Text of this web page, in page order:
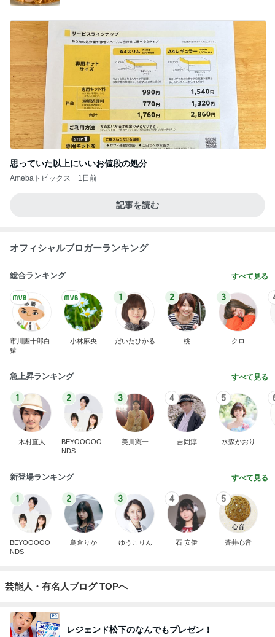
思っていた以上にいいお値段の処分
Amebaトピックス 1日前
記事を読む
オフィシャルブロガーランキング
総合ランキング すべて見る
市川團十郎白
猿
小林麻央
1
だいたひかる
2
桃
3
クロ
急上昇ランキング すべて見る
1
木村直人
2
BEYOOOOO
NDS
3
美川憲一
4
吉岡淳
5
水森かおり
新登場ランキング すべて見る
1
BEYOOOOO
NDS
2
島倉りか
3
ゆうこりん
4
石 安伊
5
蒼井心音
芸能人・有名人ブログ TOPへ
レジェンド松下のなんでもプレゼン！